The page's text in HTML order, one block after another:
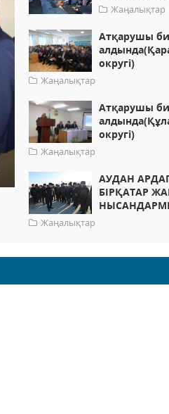
Жаңалықтар
Атқарушы
округі)
Жаңалықтар
Атқарушы
округі)
Жаңалықтар
АУДАН
БІРҚАТАР
Жаңалықтар